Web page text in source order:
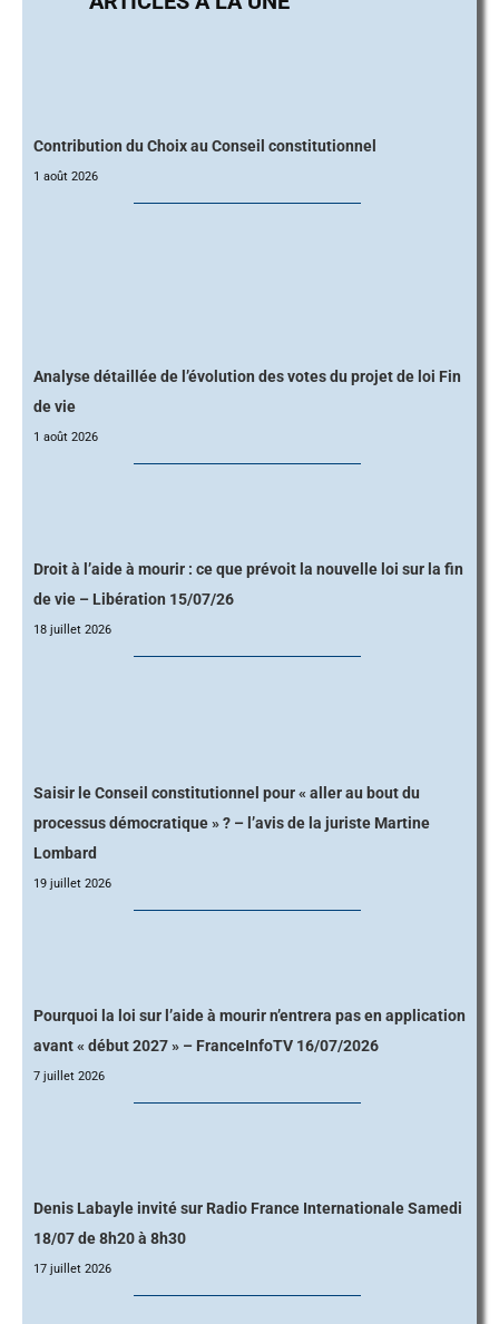
Contribution du Choix au Conseil constitutionnel
1 août 2026
Analyse détaillée de l’évolution des votes du projet de loi Fin
de vie
1 août 2026
Droit à l’aide à mourir : ce que prévoit la nouvelle loi sur la fin
de vie – Libération 15/07/26
18 juillet 2026
Saisir le Conseil constitutionnel pour « aller au bout du
processus démocratique » ? – l’avis de la juriste Martine
Lombard
19 juillet 2026
Pourquoi la loi sur l’aide à mourir n’entrera pas en application
avant « début 2027 » – FranceInfoTV 16/07/2026
7 juillet 2026
Denis Labayle invité sur Radio France Internationale Samedi
18/07 de 8h20 à 8h30
17 juillet 2026